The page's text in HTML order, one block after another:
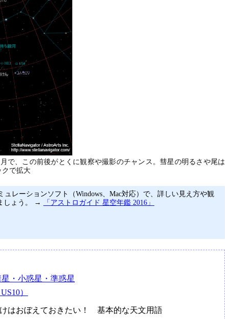
で、この前後がとくに観察や撮影のチャンス。彗星の明るさや尾は
クで拡大
ュレーションソフト（Windows、Mac対応）で、詳しい見え方や観
しょう。 →
「アストロガイド 星空年鑑 2016」
星・小惑星・準惑星
）
はおぼえておきたい！ 基本的な天文用語